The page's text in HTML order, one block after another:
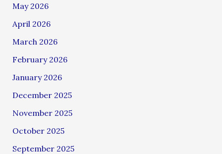
May 2026
April 2026
March 2026
February 2026
January 2026
December 2025
November 2025
October 2025
September 2025